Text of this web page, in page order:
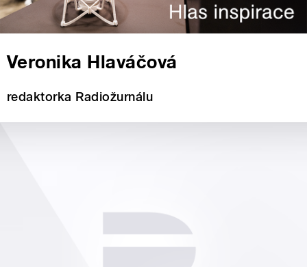
Veronika Hlaváčová
redaktorka Radiožurnálu